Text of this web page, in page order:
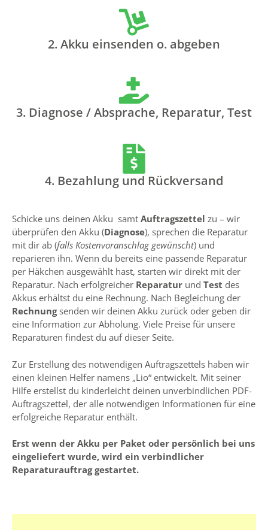
2. Akku einsenden o. abgeben
3. Diagnose / Absprache, Reparatur, Test
4. Bezahlung und Rückversand
Schicke uns deinen Akku samt Auftragszettel zu – wir
überprüfen den Akku (Diagnose), sprechen die Reparatur
mit dir ab (falls Kostenvoranschlag gewünscht) und
reparieren ihn. Wenn du bereits eine passende Reparatur
per Häkchen ausgewählt hast, starten wir direkt mit der
Reparatur. Nach erfolgreicher Reparatur und Test des
Akkus erhältst du eine Rechnung. Nach Begleichung der
Rechnungsenden wir deinen Akku zurück oder geben dir
eine Information zur Abholung. Viele Preise für unsere
Reparaturen findest du auf dieser Seite.
Zur Erstellung des notwendigen Auftragszettels haben wir
einen kleinen Helfer namens „Lio“ entwickelt. Mit seiner
Hilfe erstellst du kinderleicht deinen unverbindlichen PDF-
Auftragszettel, der alle notwendigen Informationen für eine
erfolgreiche Reparatur enthält.
Erst wenn der Akku per Paket oder persönlich bei uns
eingeliefert wurde, wird ein verbindlicher
Reparaturauftrag gestartet.